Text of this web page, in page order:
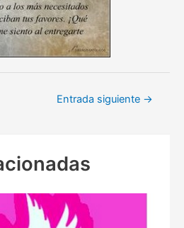
Entrada siguiente →